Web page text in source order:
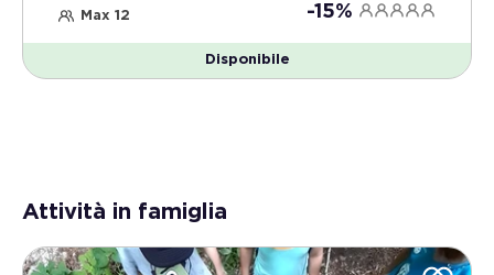
Max 12
-15%
Disponibile
Attività in famiglia